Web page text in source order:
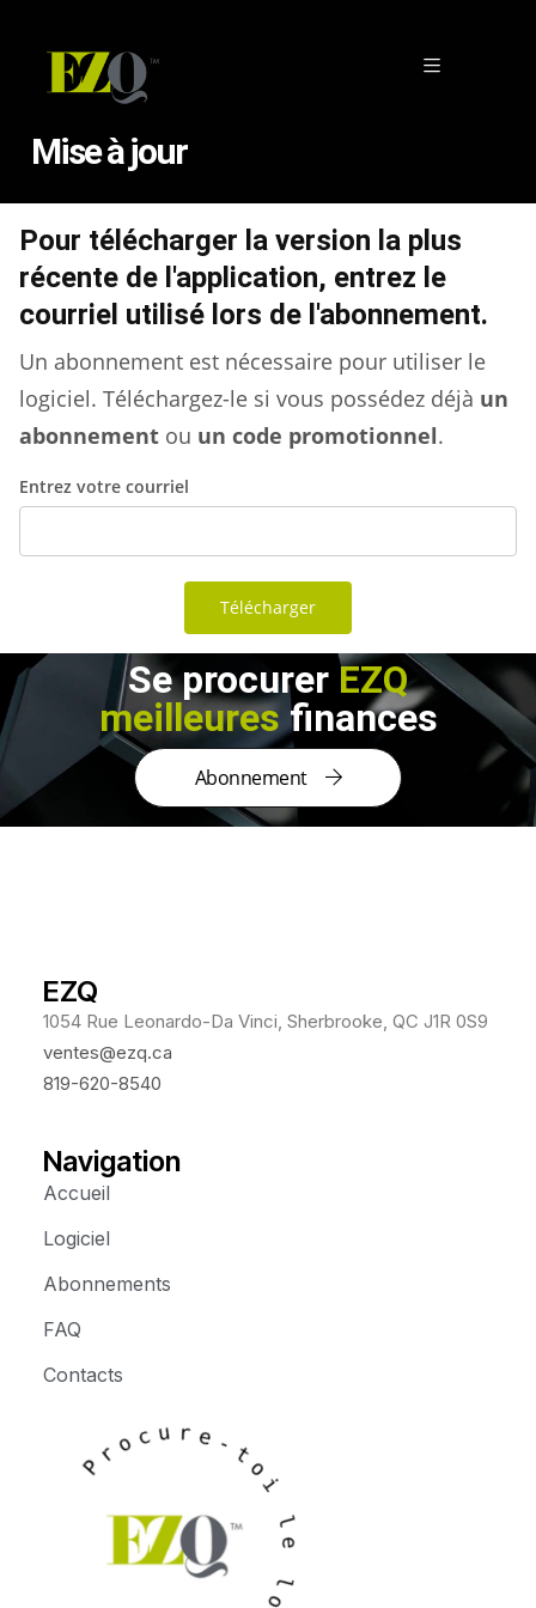
Mise à jour
Pour télécharger la version la plus
récente de l'application, entrez le
courriel utilisé lors de l'abonnement.
Un abonnement est nécessaire pour utiliser le
logiciel. Téléchargez-le si vous possédez déjà un
abonnement ou un code promotionnel.
Entrez votre courriel
Télécharger
Se procurer EZQ
meilleuresfinances
Abonnement
EZQ
1054 Rue Leonardo-Da Vinci, Sherbrooke, QC J1R 0S9
ventes@ezq.ca
819-620-8540
Navigation
Accueil
Logiciel
Abonnements
FAQ
Contacts
Procu r e -t
o
i
l
e
l